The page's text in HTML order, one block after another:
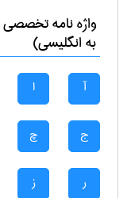
واژه نامه تخصصی
به انگلیسی)
آ ا
ج چ
ر ز